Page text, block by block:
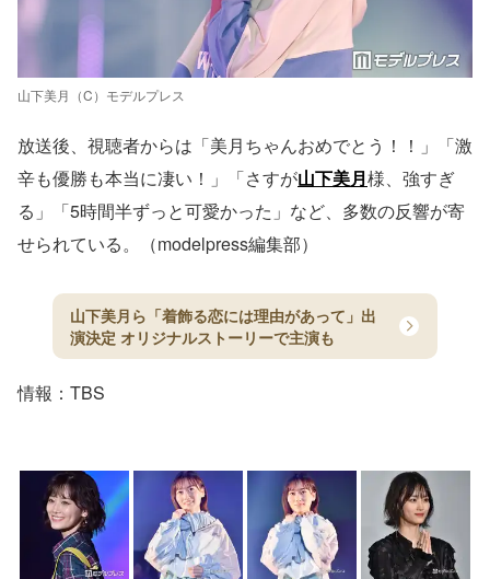
山下美月（C）モデルプレス
放送後、視聴者からは「美月ちゃんおめでとう！！」「激
辛も優勝も本当に凄い！」「さすが山下美月様、強すぎ
る」「5時間半ずっと可愛かった」など、多数の反響が寄
せられている。（modelpress編集部）
山下美月ら「着飾る恋には理由があって」出
演決定 オリジナルストーリーで主演も
情報：TBS